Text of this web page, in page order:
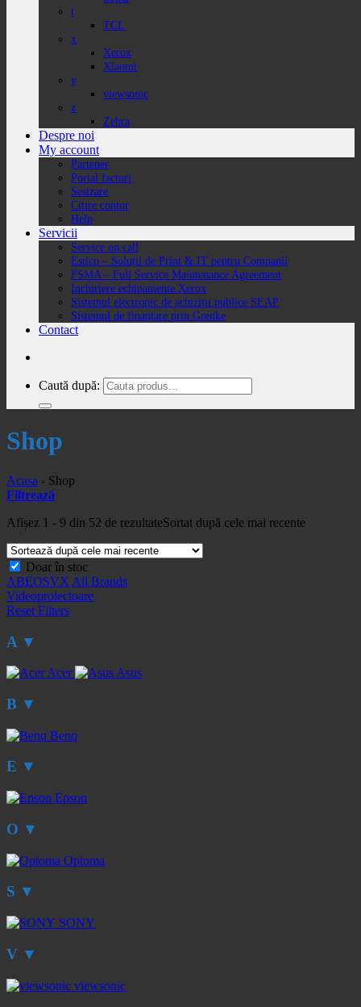
t
TCL
x
Xerox
Xiaomi
v
viewsonic
z
Zebra
Despre noi
My account
Partener
Portal facturi
Sesizare
Citire contor
Help
Servicii
Service on call
Estico – Soluții de Print & IT pentru Companii
FSMA – Full Service Maintenance Agreement
Inchiriere echipamente Xerox
Sistemul electronic de achiziții publice SEAP
Sistemul de finanțare prin Grenke
Contact
Caută după:
Shop
Acasa - Shop
Filtrează
Afișez 1 - 9 din 52 de rezultateSortat după cele mai recente
Doar în stoc
ABEOSVX All Brands
Videoproiectoare
Reset Filters
A ▼
Acer Asus
B ▼
Benq
E ▼
Epson
O ▼
Optoma
S ▼
SONY
V ▼
viewsonic